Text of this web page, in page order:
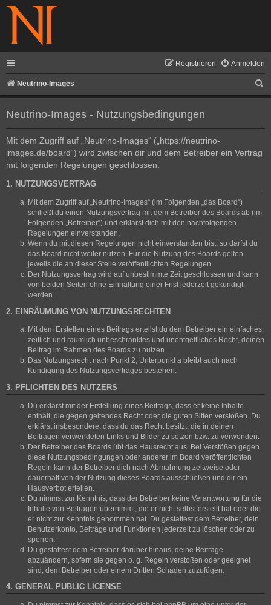
Anmelden
Registrieren
Neutrino-Images
u
Neutrino-Images - Nutzungsbedingungen
Mit dem Zugriff auf „Neutrino-Images“ („https://neutrino-
images.de/board“) wird zwischen dir und dem Betreiber ein Vertrag
mit folgenden Regelungen geschlossen:
1. NUTZUNGSVERTRAG
Mit dem Zugriff auf „Neutrino-Images“ (im Folgenden „das Board“)
schließt du einen Nutzungsvertrag mit dem Betreiber des Boards ab (im
Folgenden „Betreiber“) und erklärst dich mit den nachfolgenden
Regelungen einverstanden.
Wenn du mit diesen Regelungen nicht einverstanden bist, so darfst du
das Board nicht weiter nutzen. Für die Nutzung des Boards gelten
jeweils die an dieser Stelle veröffentlichten Regelungen.
Der Nutzungsvertrag wird auf unbestimmte Zeit geschlossen und kann
von beiden Seiten ohne Einhaltung einer Frist jederzeit gekündigt
werden.
2. EINRÄUMUNG VON NUTZUNGSRECHTEN
Mit dem Erstellen eines Beitrags erteilst du dem Betreiber ein einfaches,
zeitlich und räumlich unbeschränktes und unentgeltliches Recht, deinen
Beitrag im Rahmen des Boards zu nutzen.
Das Nutzungsrecht nach Punkt 2, Unterpunkt a bleibt auch nach
Kündigung des Nutzungsvertrages bestehen.
3. PFLICHTEN DES NUTZERS
Du erklärst mit der Erstellung eines Beitrags, dass er keine Inhalte
enthält, die gegen geltendes Recht oder die guten Sitten verstoßen. Du
erklärst insbesondere, dass du das Recht besitzt, die in deinen
Beiträgen verwendeten Links und Bilder zu setzen bzw. zu verwenden.
Der Betreiber des Boards übt das Hausrecht aus. Bei Verstößen gegen
diese Nutzungsbedingungen oder anderer im Board veröffentlichten
Regeln kann der Betreiber dich nach Abmahnung zeitweise oder
dauerhaft von der Nutzung dieses Boards ausschließen und dir ein
Hausverbot erteilen.
Du nimmst zur Kenntnis, dass der Betreiber keine Verantwortung für die
Inhalte von Beiträgen übernimmt, die er nicht selbst erstellt hat oder die
er nicht zur Kenntnis genommen hat. Du gestattest dem Betreiber, dein
Benutzerkonto, Beiträge und Funktionen jederzeit zu löschen oder zu
sperren.
Du gestattest dem Betreiber darüber hinaus, deine Beiträge
abzuändern, sofern sie gegen o. g. Regeln verstoßen oder geeignet
sind, dem Betreiber oder einem Dritten Schaden zuzufügen.
4. GENERAL PUBLIC LICENSE